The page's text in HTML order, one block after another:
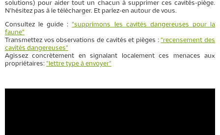
solutions) pour aider tout un chacun à supprimer ces cavités-piège.
N’hésitez pas à le télécharger. Et parlez-en autour de vous.
Consultez le guide :"supprimons les cavités dangereuses pour la
faune"
Transmettez vos observations de cavités et pièges :"recensement des
cavités dangereuses"
Agissez concrètement en signalant localement ces menaces aux
propriétaires: "lettre type à envoyer"